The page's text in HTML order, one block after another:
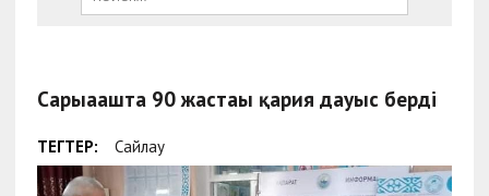
Сарыағашта 90 жастағы қария дауыс берді
ТЕГТЕР: Сайлау